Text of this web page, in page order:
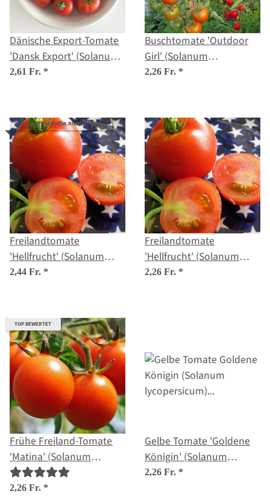
Dänische Export-Tomate
'Dansk Export' (Solanum
lycopersicum) Samen
2,61 Fr. *
Buschtomate 'Outdoor
Girl' (Solanum
lycopersicum) Samen
2,26 Fr. *
#PRODUCTOVERVIEW.RIBBON--100#
Freilandtomate
'Hellfrucht' (Solanum
lycopersicum) Bio
2,44 Fr. *
Freilandtomate
'Hellfrucht' (Solanum
lycopersicum) Samen
2,26 Fr. *
TOP BEWERTET
Frühe Freiland-Tomate
'Matina' (Solanum
lycopersicum) Bio
Saatgut
2,26 Fr. *
Gelbe Tomate 'Goldene
Königin' (Solanum
lycopersicum) Bio
2,26 Fr. *